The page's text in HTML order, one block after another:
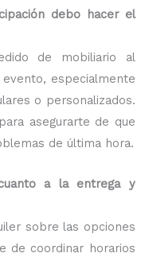
debo hacer el
de mobiliario al
especialmente
o personalizados.
asegurarte de que
de última hora.
a la entrega y
sobre las opciones
de coordinar horarios